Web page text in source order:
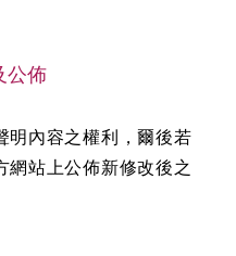
公佈
明內容之權利，爾後若
網站上公佈新修改後之